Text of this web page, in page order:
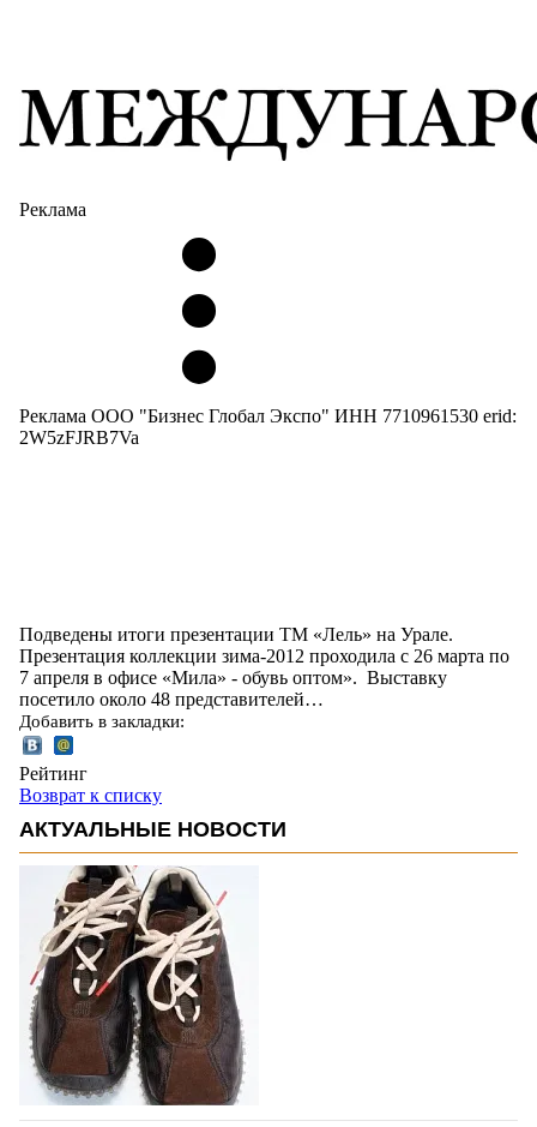
Реклама
Реклама ООО "Бизнес Глобал Экспо" ИНН 7710961530 erid:
2W5zFJRB7Va
Подведены итоги презентации ТМ «Лель» на Урале.
Презентация коллекции зима-2012 проходила с 26 марта по
7 апреля в офисе «Мила» - обувь оптом». Выставку
посетило около 48 представителей…
Добавить в закладки:
Рейтинг
Возврат к списку
АКТУАЛЬНЫЕ НОВОСТИ